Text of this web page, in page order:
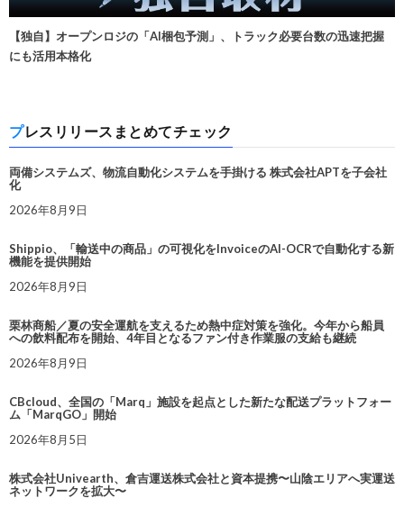
【独自】オープンロジの「AI梱包予測」、トラック必要台数の迅速把握
にも活用本格化
プレスリリースまとめてチェック
両備システムズ、物流自動化システムを手掛ける 株式会社APTを子会社
化
2026年8月9日
Shippio、「輸送中の商品」の可視化をInvoiceのAI-OCRで自動化する新
機能を提供開始
2026年8月9日
栗林商船／夏の安全運航を支えるため熱中症対策を強化。今年から船員
への飲料配布を開始、4年目となるファン付き作業服の支給も継続
2026年8月9日
CBcloud、全国の「Marq」施設を起点とした新たな配送プラットフォー
ム「MarqGO」開始
2026年8月5日
株式会社Univearth、倉吉運送株式会社と資本提携〜山陰エリアへ実運送
ネットワークを拡大〜